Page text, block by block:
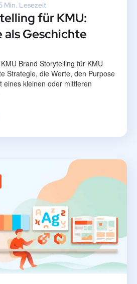
Min. Lesezeit
für KMU:
als Geschichte
Brand Storytelling für KMU
Strategie, die Werte, den Purpose
eines kleinen oder mittleren